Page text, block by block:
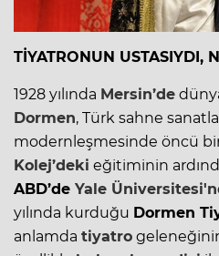
TİYATRONUN USTASIYDI,
1928 yılında Mersin’de
Dormen, Türk sahne
modernleşmesinde öncü
Kolej’deki eğitiminin
ABD’de Yale Üniversitesi
yılında kurduğu Dormen
anlamda tiyatro